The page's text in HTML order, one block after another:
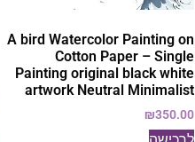
A bird Watercolor Painting on
Cotton Paper – Single
Painting original black white
artwork Neutral Minimalist
₪350.00